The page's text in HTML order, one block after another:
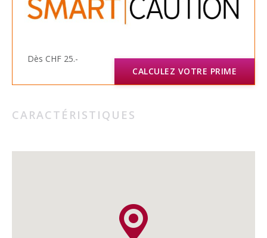
Dès CHF 25.-
CALCULEZ VOTRE PRIME
CARACTÉRISTIQUES